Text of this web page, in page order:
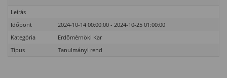
Leírás
Időpont
2024-10-14 00:00:00 - 2024-10-25 01:00:00
Kategória
Erdőmérnöki Kar
Típus
Tanulmányi rend